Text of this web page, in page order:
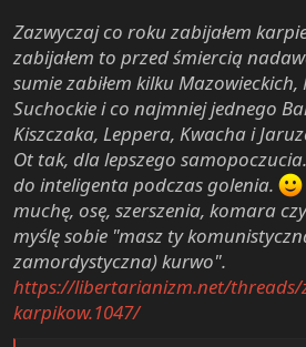
Zazwyczaj co roku zabijałem
zabijałem to przed śmiercią
sumie zabiłem kilku
Suchockie i co najmniej jednego
Kiszczaka, Leppera, Kwacha i
Ot tak, dla lepszego
do inteligenta podczas golenia.
muchę, osę, szerszenia, komara
myślę sobie "masz ty
zamordystyczna) kurwo".
https://libertarianizm.net/threads/
karpikow.1047/